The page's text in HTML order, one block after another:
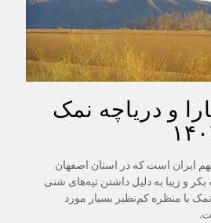
و دریاچه نمک
ایران است که در استان اصفهان
و زیبا به دلیل داشتن تپه‌های شنی
با منظره کم‌نظیر بسیار مورد